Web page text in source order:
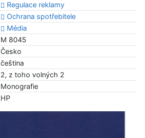
Regulace reklamy
Ochrana spotřebitele
Média
M 8045
Česko
čeština
2, z toho volných 2
Monografie
HP